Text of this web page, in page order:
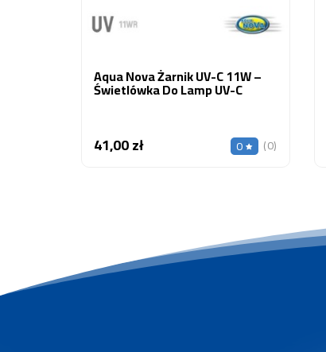
Aqua Nova Żarnik UV-C 11W –
Świetlówka Do Lamp UV-C
41,00 złCena 0 (0)